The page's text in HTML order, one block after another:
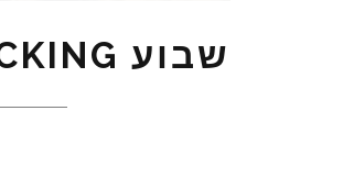
שבוע BIKEPACKING: המסע של המילטון – טורינג בירדן ובישראל